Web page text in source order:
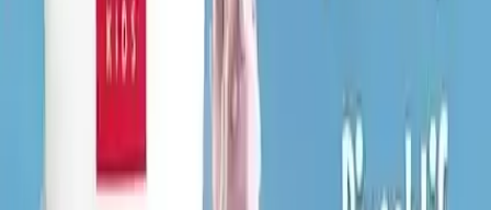
Ayrıca, ürünün formülü, çocukların hassas diş ve diş etlerine uygun
olarak geliştirilmiş olup,
sert veya tahriş edici maddelerden uzak
. Bu sayede, çocukların güvenle kullanabileceği bir
ürün haline gelir. Kullanım sırasında, çocukların dişlerini etkin bir
şekilde temizlerken, aynı zamanda doğal meyve aromasıyla ferah ve
Müşteri Yorumları ve Değerlendirmeler